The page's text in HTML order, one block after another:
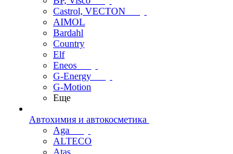
Castrol, VECTON
AIMOL
Bardahl
Country
Elf
Eneos
G-Energy
G-Motion
Еще
Автохимия и автокосметика
Aga
ALTECO
Atas